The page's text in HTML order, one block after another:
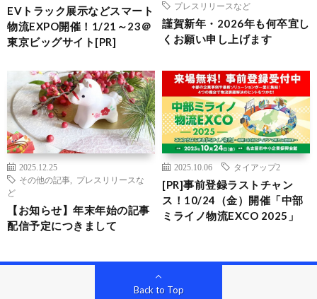
EVトラック展示などスマート
物流EXPO開催！1/21～23＠
東京ビッグサイト[PR]
プレスリリースなど
謹賀新年・2026年も何卒宜し
くお願い申し上げます
2025.12.25
その他の記事
プレスリリースな
ど
【お知らせ】年末年始の記事
配信予定につきまして
2025.10.06 タイアップ2
[PR]事前登録ラストチャン
ス！10/24（金）開催「中部
ミライノ物流EXCO 2025」
Back to Top